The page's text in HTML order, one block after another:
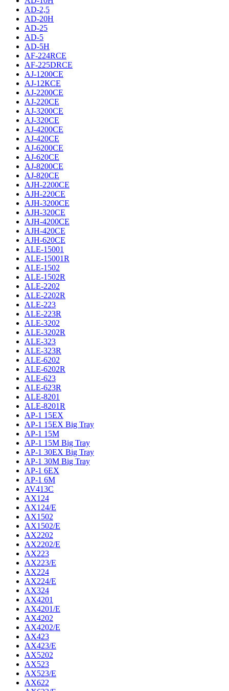
AD-2,5
AD-20H
AD-25
AD-5
AD-5H
AF-224RCE
AF-225DRCE
AJ-1200CE
AJ-12КCE
AJ-2200CE
AJ-220CE
AJ-3200CE
AJ-320CE
AJ-4200CE
AJ-420CE
AJ-6200CE
AJ-620CE
AJ-8200CE
AJ-820CE
AJH-2200CE
AJH-220CE
AJH-3200CE
AJH-320CE
AJH-4200CE
AJH-420CE
AJH-620CE
ALE-15001
ALE-15001R
ALE-1502
ALE-1502R
ALE-2202
ALE-2202R
ALE-223
ALE-223R
ALE-3202
ALE-3202R
ALE-323
ALE-323R
ALE-6202
ALE-6202R
ALE-623
ALE-623R
ALE-8201
ALE-8201R
AP-1 15EX
AP-1 15EX Big Tray
AP-1 15M
AP-1 15M Big Tray
AP-1 30EX Big Tray
AP-1 30M Big Tray
AP-1 6EX
AP-1 6M
AV413C
AX124
AX124/E
AX1502
AX1502/E
AX2202
AX2202/E
AX223
AX223/E
AX224
AX224/E
AX324
AX4201
AX4201/E
AX4202
AX4202/E
AX423
AX423/E
AX5202
AX523
AX523/E
AX622